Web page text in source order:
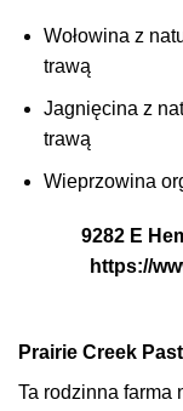
Wołowina z
trawą
Jagnięcina z
trawą
Wieprzowina
9282 E
https://
Prairie Creek
Ta rodzinna farma